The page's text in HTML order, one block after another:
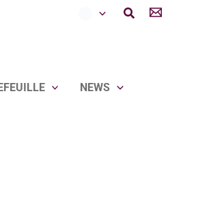
Rechercher
NEWS